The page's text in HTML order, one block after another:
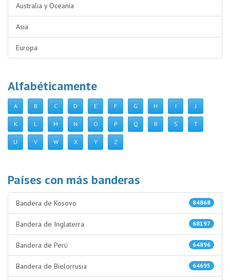
Australia y Oceanía
Asia
Europa
Alfabéticamente
A B C D E F G H I J
K L M N O P Q R S T
U V W X Y Z
Países con más banderas
84868
Bandera de Kosovo
68197
Bandera de Inglaterra
64896
Bandera de Perú
64695
Bandera de Bielorrusia